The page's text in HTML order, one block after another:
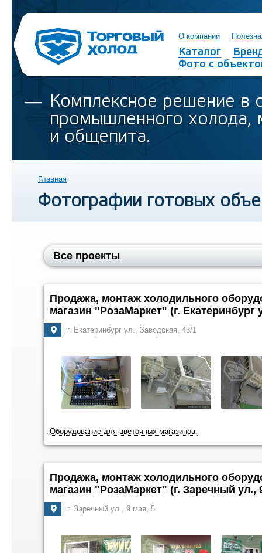
О компании
Каталог
Фото с
Комплексное решение в
промышленного холода,
и общепита.
Главная
Фотографии готовых
Все проекты
Продажа, монтаж холодильного
магазин "РозаМаркет" (г. Екатеринбург
г. Екатеринбург ул., Заводская, 43/1
Оборудование для цветочных магазинов.
Продажа, монтаж холодильного
магазин "РозаМаркет" (г. Заречный ул.,
г. Заречный ул., 9 мая, 5